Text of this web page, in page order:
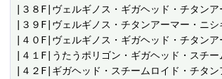
|３８F|ヴェルギノス・ギガヘッド・チタン
|３９F|ヴェルギノス・チタンアーマー・ニ
|４０F|ヴェルギノス・ギガヘッド・チタン
|４１F|うたうポリゴン・ギガヘッド・スチ
|４２F|ギガヘッド・スチームロイド・チタ